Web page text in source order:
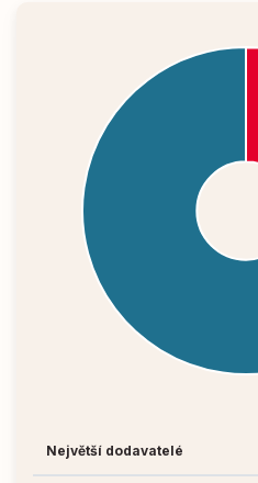
Největší dodavatelé